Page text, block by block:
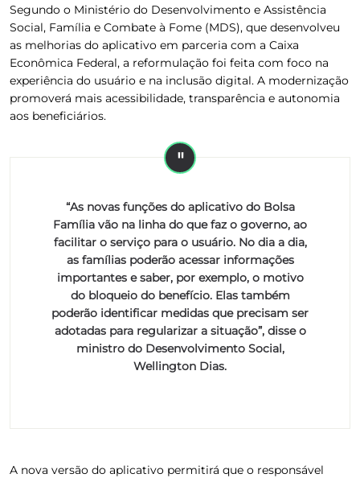
Segundo o Ministério do Desenvolvimento e Assistência
Social, Família e Combate à Fome (MDS), que desenvolveu
as melhorias do aplicativo em parceria com a Caixa
Econômica Federal, a reformulação foi feita com foco na
experiência do usuário e na inclusão digital. A modernização
promoverá mais acessibilidade, transparência e autonomia
aos beneficiários.
“As novas funções do aplicativo do Bolsa
Família vão na linha do que faz o governo, ao
facilitar o serviço para o usuário. No dia a dia,
as famílias poderão acessar informações
importantes e saber, por exemplo, o motivo
do bloqueio do benefício. Elas também
poderão identificar medidas que precisam ser
adotadas para regularizar a situação”, disse o
ministro do Desenvolvimento Social,
Wellington Dias.
A nova versão do aplicativo permitirá que o responsável